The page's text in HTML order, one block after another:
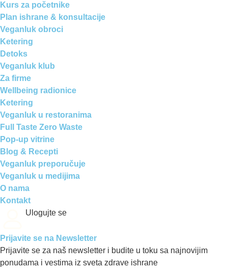
Kurs za početnike
Plan ishrane & konsultacije
Veganluk obroci
Ketering
Detoks
Veganluk klub
Za firme
Wellbeing radionice
Ketering
Veganluk u restoranima
Full Taste Zero Waste
Pop-up vitrine
Blog & Recepti
Veganluk preporučuje
Veganluk u medijima
O nama
Kontakt
Ulogujte se
Prijavite se na Newsletter
Prijavite se za naš newsletter i budite u toku sa najnovijim
ponudama i vestima iz sveta zdrave ishrane